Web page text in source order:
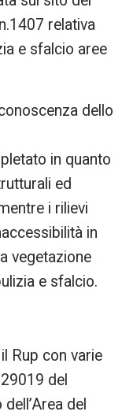
re
relativa
e sfalcio aree
dello
in quanto
ed
i rilievi
in
vegetazione
e sfalcio.
Rup con varie
del
del